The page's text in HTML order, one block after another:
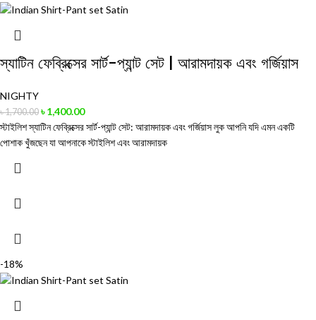
স্যাটিন ফেব্রিক্সের সার্ট-প্যান্ট সেট | আরামদায়ক এবং গর্জিয়াস
NIGHTY
৳1,700.00 ৳1,400.00
স্টাইলিশ স্যাটিন ফেব্রিক্সের সার্ট-প্যান্ট সেট: আরামদায়ক এবং গর্জিয়াস লুক আপনি যদি এমন একটি
পোশাক খুঁজছেন যা আপনাকে স্টাইলিশ এবং আরামদায়ক
-18%